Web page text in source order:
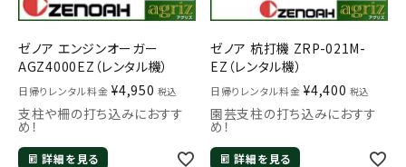
ゼノア エンジンオーガー
AGZ4000EZ（レンタル機）
日帰りレンタル料金 ¥4,950 税込
支柱や柵の打ち込みにおすす
め！
詳細を見る
ゼノア 杭打機 ZRP-021M-
EZ（レンタル機）
日帰りレンタル料金 ¥4,400 税込
園芸支柱の打ち込みにおすす
め！
詳細を見る